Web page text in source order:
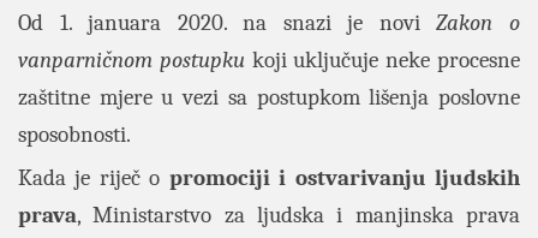
Od 1. januara 2020. na snazi je noviZakon o
vanparničnom postupkukoji uključuje neke procesne
zaštitne mjere u vezi sa postupkom lišenja poslovne
sposobnosti.
Kada je riječ o promociji i ostvarivanju ljudskih
prava, Ministarstvo za ljudska i manjinska prava